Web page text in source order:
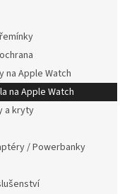
na Apple Watch
na Apple Watch
a kryty
/ Powerbanky